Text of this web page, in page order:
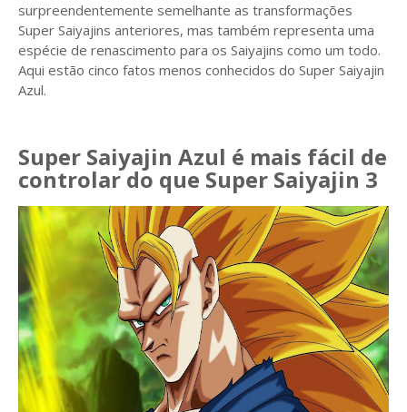
surpreendentemente semelhante as transformações
Super Saiyajins anteriores, mas também representa uma
espécie de renascimento para os Saiyajins como um todo.
Aqui estão cinco fatos menos conhecidos do Super Saiyajin
Azul.
Super Saiyajin Azul é mais fácil de
controlar do que Super Saiyajin 3